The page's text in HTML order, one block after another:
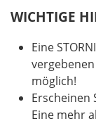
i
c
h
t
e
WICHTIGE
Eine
möglich!
Erscheinen
Eine mehr